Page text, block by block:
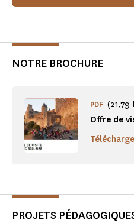
NOTRE BROCHURE
Offre de
PDF (21,79
PROJETS